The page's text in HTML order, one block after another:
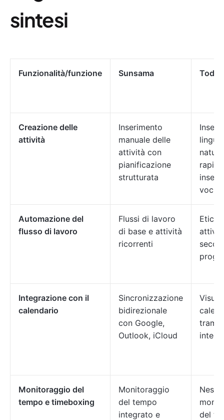
sintesi
Funzionalità/funzione Sunsama
Creazione delle
attività
Inserimento
manuale delle
attività con
pianificazione
strutturata
rapido
voci
Automazione del
flusso di lavoro
Flussi di lavoro
di base e attività
ricorrenti
Integrazione con il
calendario
Sincronizzazione
bidirezionale
con Google,
Outlook, iCloud
Monitoraggio del
tempo e timeboxing
Monitoraggio
del tempo
integrato e
del